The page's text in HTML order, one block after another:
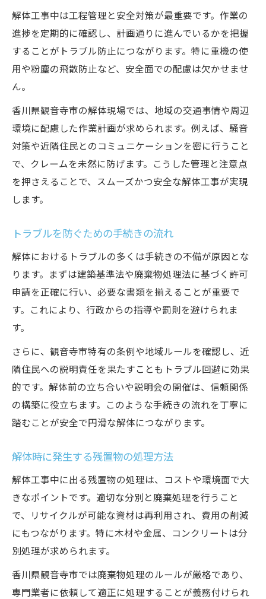
解体工事中は工程管理と安全対策が最重要です。作業の
進捗を定期的に確認し、計画通りに進んでいるかを把握
することがトラブル防止につながります。特に重機の使
用や粉塵の飛散防止など、安全面での配慮は欠かせませ
ん。
香川県観音寺市の解体現場では、地域の交通事情や周辺
環境に配慮した作業計画が求められます。例えば、騒音
対策や近隣住民とのコミュニケーションを密に行うこと
で、クレームを未然に防げます。こうした管理と注意点
を押さえることで、スムーズかつ安全な解体工事が実現
します。
トラブルを防ぐための手続きの流れ
解体におけるトラブルの多くは手続きの不備が原因とな
ります。まずは建築基準法や廃棄物処理法に基づく許可
申請を正確に行い、必要な書類を揃えることが重要で
す。これにより、行政からの指導や罰則を避けられま
す。
さらに、観音寺市特有の条例や地域ルールを確認し、近
隣住民への説明責任を果たすこともトラブル回避に効果
的です。解体前の立ち合いや説明会の開催は、信頼関係
の構築に役立ちます。このような手続きの流れを丁寧に
踏むことが安全で円滑な解体につながります。
解体時に発生する残置物の処理方法
解体工事中に出る残置物の処理は、コストや環境面で大
きなポイントです。適切な分別と廃棄処理を行うこと
で、リサイクルが可能な資材は再利用され、費用の削減
にもつながります。特に木材や金属、コンクリートは分
別処理が求められます。
香川県観音寺市では廃棄物処理のルールが厳格であり、
専門業者に依頼して適正に処理することが義務付けられ